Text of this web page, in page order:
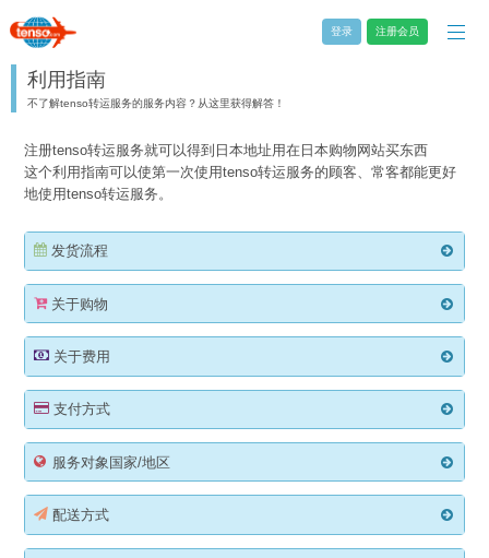
登录 注册会员
利用指南
不了解tenso转运服务的服务内容？从这里获得解答！
注册tenso转运服务就可以得到日本地址用在日本购物网站买东西
这个利用指南可以使第一次使用tenso转运服务的顾客、常客都能更好
地使用tenso转运服务。
发货流程
关于购物
关于费用
支付方式
服务对象国家/地区
配送方式